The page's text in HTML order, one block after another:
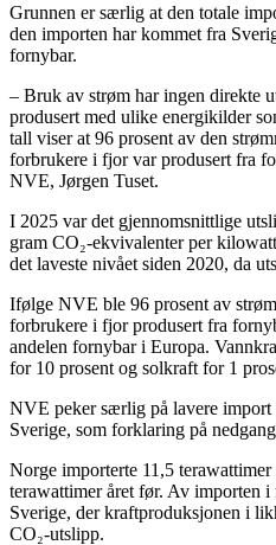
Grunnen er særlig at den totale
den importen har kommet fra
fornybar.
– Bruk av strøm har ingen direkte
produsert med ulike energikilder
tall viser at 96 prosent av den
forbrukere i fjor var produsert fra
NVE, Jørgen Tuset.
I 2025 var det gjennomsnittlige
gram CO₂-ekvivalenter per
det laveste nivået siden 2020, da
Ifølge NVE ble 96 prosent av
forbrukere i fjor produsert fra
andelen fornybar i Europa.
for 10 prosent og solkraft for 1
NVE peker særlig på lavere import
Sverige, som forklaring på
Norge importerte 11,5
terawattimer året før. Av importen
Sverige, der kraftproduksjonen i
CO₂-utslipp.